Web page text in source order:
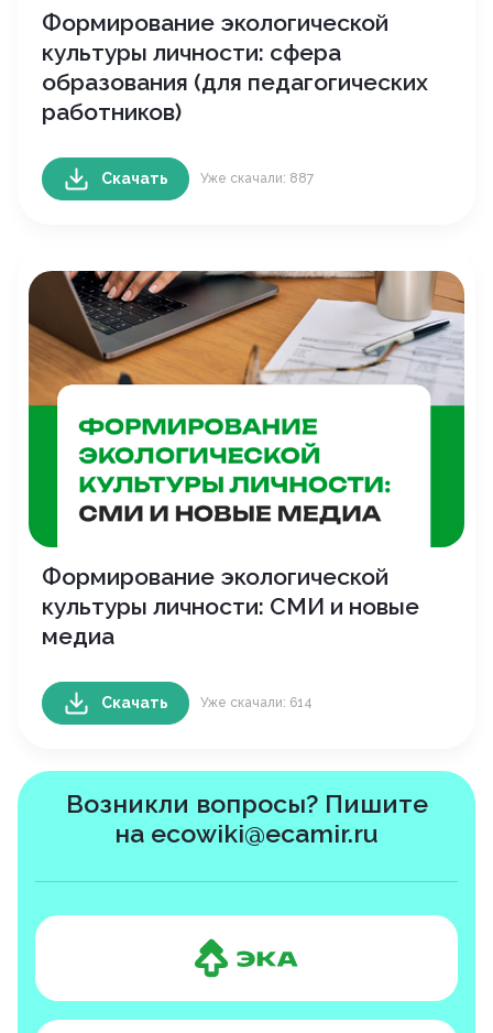
Формирование экологической
культуры личности: сфера
образования (для педагогических
работников)
Скачать Уже скачали: 887
Формирование экологической
культуры личности: СМИ и новые
медиа
Скачать Уже скачали: 614
Возникли вопросы? Пишите
на ecowiki@ecamir.ru